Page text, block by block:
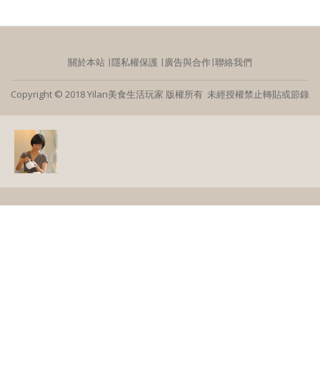
關於本站 ∣隱私權保護 ∣ 廣告與合作∣聯絡我們
Copyright © 2018 Yilan美食生活玩家 版權所有 未經授權禁止轉貼或節錄